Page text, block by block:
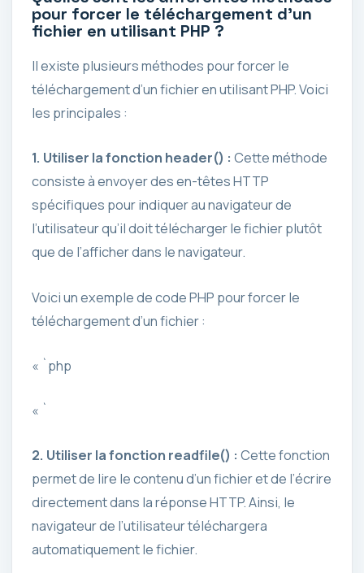
pour forcer le téléchargement d’un
fichier en utilisant PHP ?
Il existe plusieurs méthodes pour forcer le
téléchargement d’un fichier en utilisant PHP. Voici
les principales :
1. Utiliser la fonction header() : Cette méthode
consiste à envoyer des en-têtes HTTP
spécifiques pour indiquer au navigateur de
l’utilisateur qu’il doit télécharger le fichier plutôt
que de l’afficher dans le navigateur.
Voici un exemple de code PHP pour forcer le
téléchargement d’un fichier :
« `php
« `
2. Utiliser la fonction readfile() : Cette fonction
permet de lire le contenu d’un fichier et de l’écrire
directement dans la réponse HTTP. Ainsi, le
navigateur de l’utilisateur téléchargera
automatiquement le fichier.